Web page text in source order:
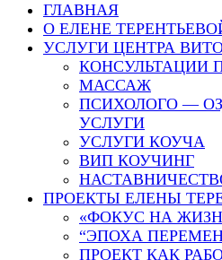
ГЛАВНАЯ
О ЕЛЕНЕ
УСЛУГИ ЦЕНТРА
КОНСУЛЬТАЦИИ
МАССАЖ
ПСИХОЛОГО —
УСЛУГИ
УСЛУГИ КОУЧА
ВИП КОУЧИНГ
ПРОЕКТЫ ЕЛЕНЫ
«ФОКУС НА
“ЭПОХА
ПРОЕКТ КАК